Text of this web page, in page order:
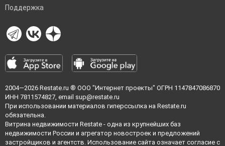
Поддержка
2004—2026 Restate.ru ® ООО "Интернет проекты" ОГРН 1147847086870
ИНН 7811574827, email sup@restate.ru
При использовании материалов гиперссылка на Restate.ru
обязательна.
Витрина недвижимости Restate - одна из крупнейших баз
недвижимости России и агрегатор новостроек и предложений
застройщиков и агентств. Использование сайта означает согласие с